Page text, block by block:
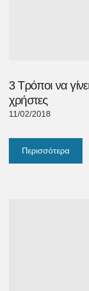
3 Τρόποι να
χρήστες
11/02/2018
Περισσότερα